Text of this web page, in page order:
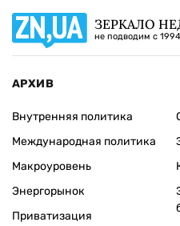
ЗЕРКАЛО
не подводим с
АРХИВ
Внутренняя политика
Международная политика
Макроуровень
Энергорынок
Приватизация